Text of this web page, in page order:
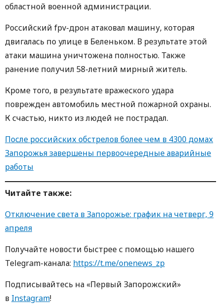
областной военной администрации.
Российский fpv-дрон атаковал машину, которая
двигалась по улице в Беленьком. В результате этой
атаки машина уничтожена полностью. Также
ранение получил 58-летний мирный житель.
Кроме того, в результате вражеского удара
поврежден автомобиль местной пожарной охраны.
К счастью, никто из людей не пострадал.
После российских обстрелов более чем в 4300 домах
Запорожья завершены первоочередные аварийные
работы
Читайте также:
Отключение света в Запорожье: график на четверг, 9
апреля
Получайте новости быстрее с помощью нашего
Telegram-канала: https://t.me/onenews_zp
Подписывайтесь на «Первый Запорожский»
в Instagram!